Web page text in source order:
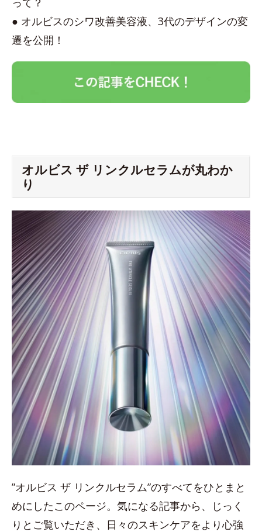
● オルビスのシワ改善美容液、3代のデザインの変
遷を公開！
オルビス ザ リンクルセラムが丸わか
り
”オルビス ザ リンクルセラム”のすべてをひとまと
めにしたこのページ。気になる記事から、じっく
りとご覧いただき、日々のスキンケアをより心強